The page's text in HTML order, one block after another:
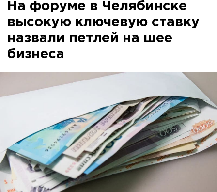
На форуме в Челябинске
высокую ключевую ставку
назвали петлей на шее
бизнеса